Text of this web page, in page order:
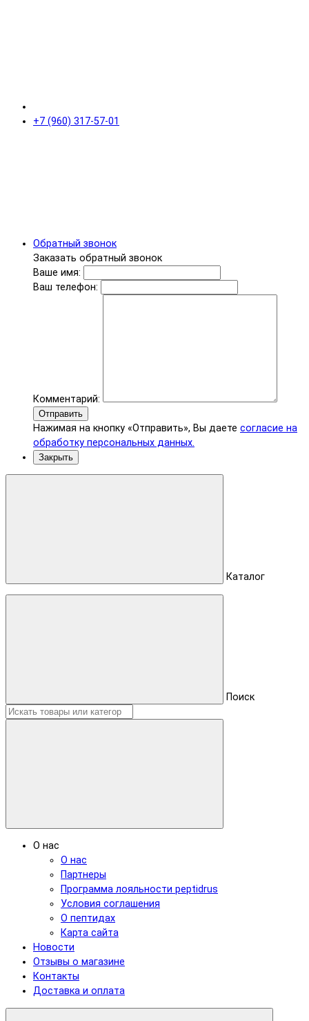
+7 (960) 317-57-01
Обратный звонок
Заказать обратный звонок
Ваше имя:
Ваш телефон:
Комментарий:
Отправить
Нажимая на кнопку «Отправить», Вы даете согласие на
обработку персональных данных.
Закрыть
Каталог
Поиск
О нас
О нас
Партнеры
Программа лояльности peptidrus
Условия соглашения
О пептидах
Карта сайта
Новости
Отзывы о магазине
Контакты
Доставка и оплата